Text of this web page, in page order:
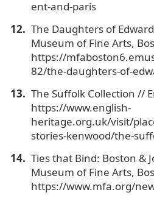
ent-and-paris
The Daughters of
Museum of Fine Arts,
https://
82/the-daughters-of-
The Suffolk Collection //
https://www.english-
heritage.org.uk/visit/
stories-kenwood/the-
Ties that Bind: Boston &
Museum of Fine Arts,
https://www.mfa.org/